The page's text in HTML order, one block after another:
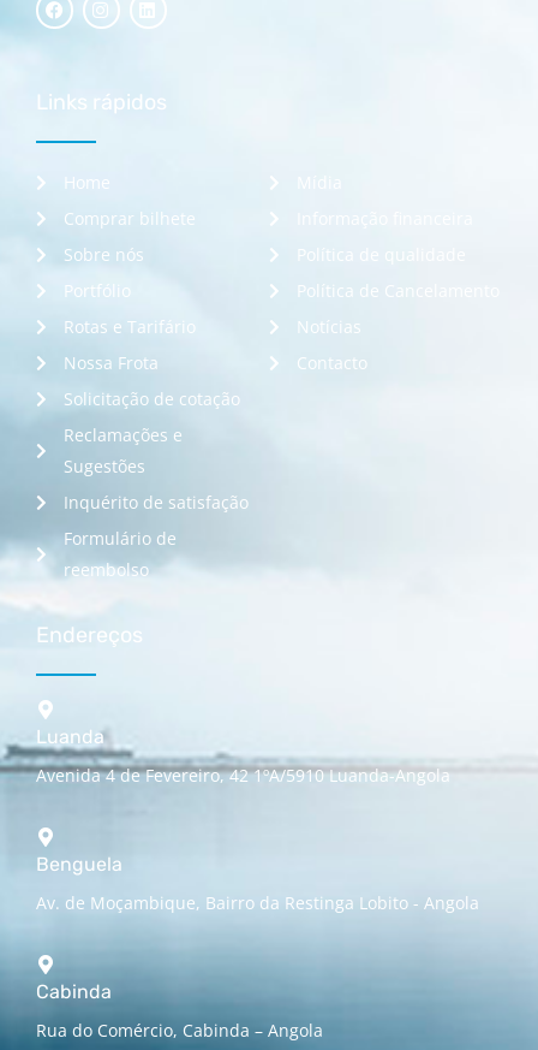
Links rápidos
Home
Comprar bilhete
Sobre nós
Portfólio
Rotas e Tarifário
Nossa Frota
Solicitação de cotação
Reclamações e
Sugestões
Inquérito de satisfação
Formulário de
reembolso
Política de qualidade
Política de Cancelamento
Notícias
Contacto
Endereços
Luanda
Avenida 4 de Fevereiro, 42 1ºA/5910 Luanda-Angola
Benguela
Av. de Moçambique, Bairro da Restinga Lobito - Angola
Cabinda
Rua do Comércio, Cabinda – Angola